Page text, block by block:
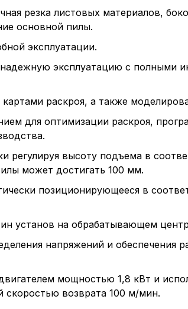
резка листовых материалов,
основной пилы.
эксплуатации.
эксплуатацию с полными
раскроя, а также
для оптимизации раскроя,
регулируя высоту подъема в
может достигать 100 мм.
позиционирующееся в
установ на обрабатывающем
напряжений и обеспечения
мощностью 1,8 кВт и
возврата 100 м/мин.